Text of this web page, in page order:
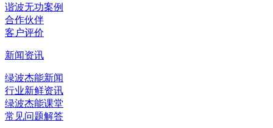
谐波无功案例
合作伙伴
客户评价
新闻资讯
绿波杰能新闻
行业新鲜资讯
绿波杰能课堂
常见问题解答